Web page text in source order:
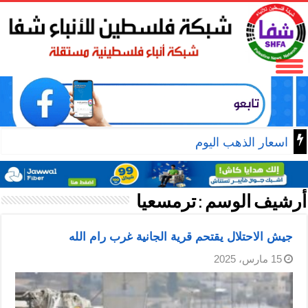
اسعار الذهب اليوم
أرشيف الوسم :ترمسعيا
جيش الاحتلال يقتحم قرية الجانية غرب رام الله
15 مارس، 2025